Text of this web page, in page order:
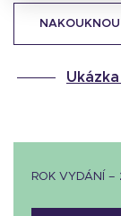
ROK VYDÁNÍ –